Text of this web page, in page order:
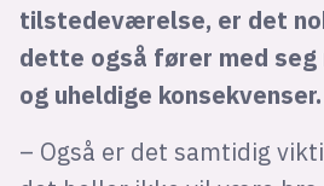
tilstedeværelse, er det
dette også fører med
og uheldige konsekvenser.
– Også er det samtidig